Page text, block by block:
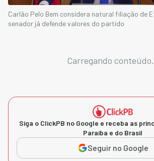
Carlão Pelo Bem considera natural filiação de
senador já defende valores do partido
Carregando
Siga o ClickPB no Google e receba as
Paraíba e do Brasil
Seguir no Google